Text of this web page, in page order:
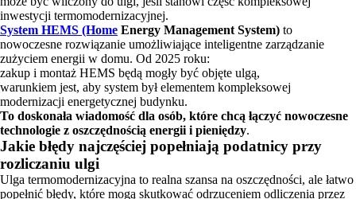
inwestycji termomodernizacyjnej.
System HEMS (Home Energy Management System) to
nowoczesne rozwiązanie umożliwiające inteligentne zarządzanie
zużyciem energii w domu. Od 2025 roku:
zakup i montaż HEMS będą mogły być objęte ulgą,
warunkiem jest, aby system był elementem kompleksowej
modernizacji energetycznej budynku.
To doskonała wiadomość dla osób, które chcą łączyć nowoczesne
technologie z oszczędnością energii i pieniędzy.
Jakie błędy najczęściej popełniają podatnicy przy
rozliczaniu ulgi
Ulga termomodernizacyjna to realna szansa na oszczędności, ale łatwo
popełnić błędy, które mogą skutkować odrzuceniem odliczenia przez